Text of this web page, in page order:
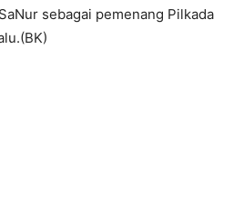
sebagai pemenang Pilkada